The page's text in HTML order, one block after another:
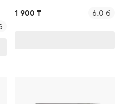
1 900 ₸ 6.0 б